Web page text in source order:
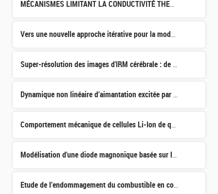
MÉCANISMES LIMITANT LA CONDUCTIVITÉ THERMIQUE DANS LES OXYDES DE TERRES RARES
Vers une nouvelle approche itérative pour la modélisation efficace du contact mécanique
Super-résolution des images d'IRM cérébrale : de la recherche à la clinique grâce aux approches d’appren
Dynamique non linéaire d’aimantation excitée par des ondes acoustiques de surface
Comportement mécanique de cellules Li-Ion de quatrième génération, étude à l’échelle de la microstructur
Modélisation d'une diode magnonique basée sur la non-réciprocité des ondes de spin dans les nanofils et
Etude de l’endommagement du combustible en conditions d’Accident par Insertion de Réactivité par chauffa